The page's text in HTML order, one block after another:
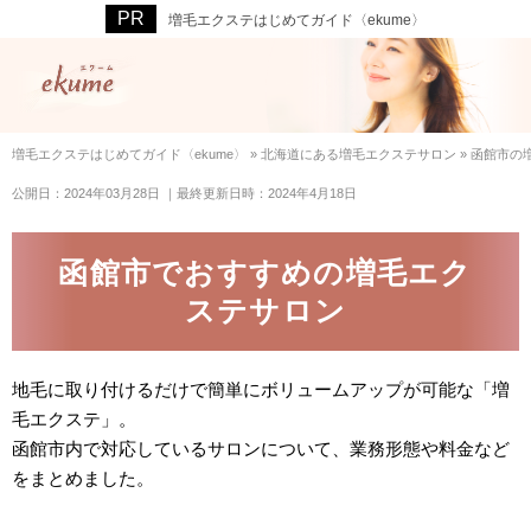
増毛エクステはじめてガイド〈ekume〉
増毛エクステはじめてガイド〈ekume〉 » 北海道にある増毛エクステサロン » 函館市の
公開日：2024年03月28日 ｜最終更新日時：2024年4月18日
函館市でおすすめの増毛エク
ステサロン
地毛に取り付けるだけで簡単にボリュームアップが可能な「増
毛エクステ」。
函館市内で対応しているサロンについて、業務形態や料金など
をまとめました。